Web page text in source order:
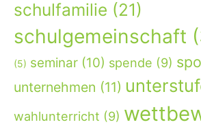
schulfamilie (21)
schulgemeinschaft
(5) seminar (10) spende (9)
unternehmen (11)
wahlunterricht (9)